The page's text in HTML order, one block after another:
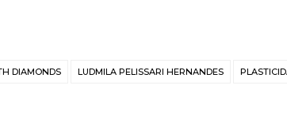
DIAMONDS LUDMILA PELISSARI HERNANDES